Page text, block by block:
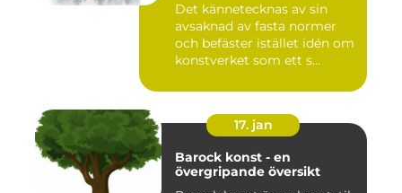
mot modernismens
stränga regler och linjära
framsteg
Det kännetecknas av sin
avsaknad av fasta normer
och befäster istället idén om
konstverket som ett s...
17. jan
Barock konst - en
övergripande översikt